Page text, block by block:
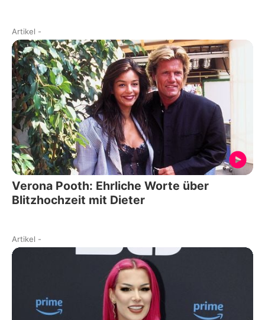
Artikel -
Verona Pooth: Ehrliche Worte über
Blitzhochzeit mit Dieter
Artikel -